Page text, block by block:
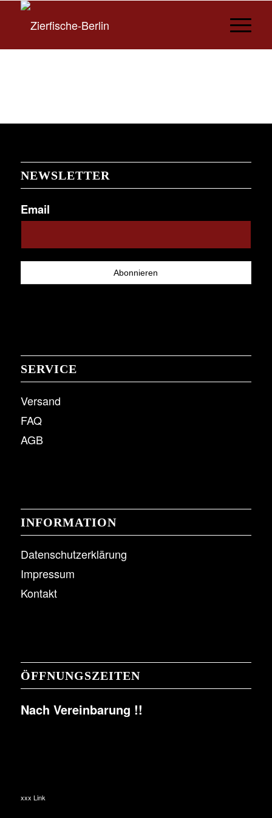
NEWSLETTER
Email
SERVICE
Versand
FAQ
AGB
INFORMATION
Datenschutzerklärung
Impressum
Kontakt
ÖFFNUNGSZEITEN
Nach Vereinbarung !!
xxx Link